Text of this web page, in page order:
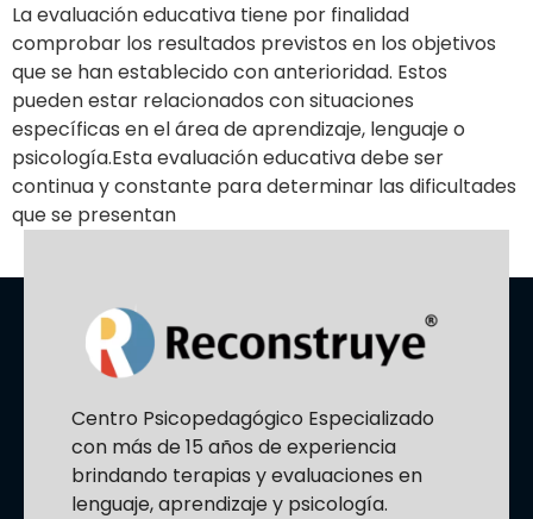
La evaluación educativa tiene por finalidad
comprobar los resultados previstos en los objetivos
que se han establecido con anterioridad. Estos
pueden estar relacionados con situaciones
específicas en el área de aprendizaje, lenguaje o
psicología.Esta evaluación educativa debe ser
continua y constante para determinar las dificultades
que se presentan
Centro Psicopedagógico Especializado
con más de 15 años de experiencia
brindando terapias y evaluaciones en
lenguaje, aprendizaje y psicología.